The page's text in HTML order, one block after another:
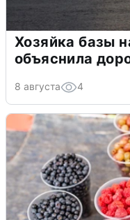
Хозяйка базы
объяснила
8 августа 4